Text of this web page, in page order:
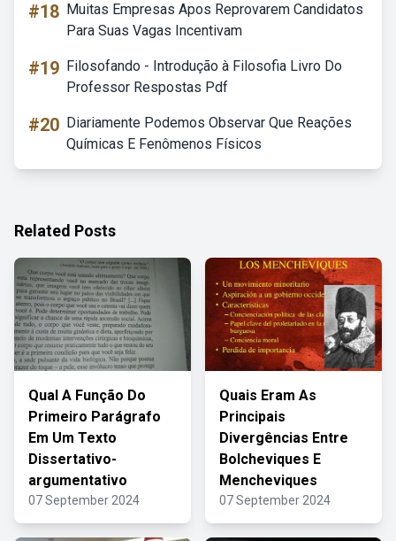
#18 Muitas Empresas Apos Reprovarem Candidatos
Para Suas Vagas Incentivam
#19 Filosofando - Introdução à Filosofia Livro Do
Professor Respostas Pdf
#20 Diariamente Podemos Observar Que Reações
Químicas E Fenômenos Físicos
Related Posts
Qual A Função Do
Primeiro Parágrafo
Em Um Texto
Dissertativo-
argumentativo
07 September 2024
Quais Eram As
Principais
Divergências Entre
Bolcheviques E
Mencheviques
07 September 2024